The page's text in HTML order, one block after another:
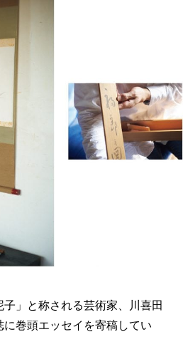
子」と称される芸術家、川喜田
巻頭エッセイを寄稿してい